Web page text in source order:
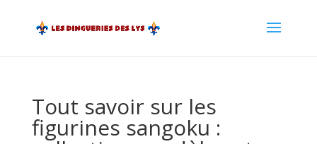
Tout savoir sur les
figurines sangoku :